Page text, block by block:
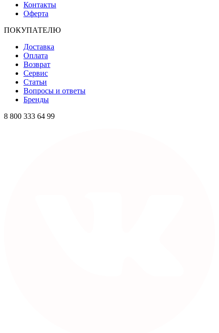
Контакты
Оферта
ПОКУПАТЕЛЮ
Доставка
Оплата
Возврат
Сервис
Статьи
Вопросы и ответы
Бренды
8 800 333 64 99